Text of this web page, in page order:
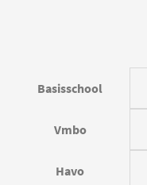
Basisschool
Vmbo
Havo